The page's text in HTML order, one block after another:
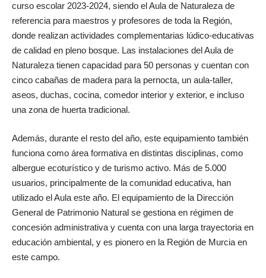
curso escolar 2023-2024, siendo el Aula de Naturaleza de
referencia para maestros y profesores de toda la Región,
donde realizan actividades complementarias lúdico-educativas
de calidad en pleno bosque. Las instalaciones del Aula de
Naturaleza tienen capacidad para 50 personas y cuentan con
cinco cabañas de madera para la pernocta, un aula-taller,
aseos, duchas, cocina, comedor interior y exterior, e incluso
una zona de huerta tradicional.
Además, durante el resto del año, este equipamiento también
funciona como área formativa en distintas disciplinas, como
albergue ecoturístico y de turismo activo. Más de 5.000
usuarios, principalmente de la comunidad educativa, han
utilizado el Aula este año. El equipamiento de la Dirección
General de Patrimonio Natural se gestiona en régimen de
concesión administrativa y cuenta con una larga trayectoria en
educación ambiental, y es pionero en la Región de Murcia en
este campo.